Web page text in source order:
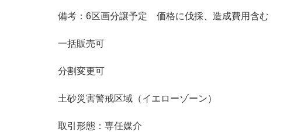
備考：6区画分譲予定 価格に伐採、造成費用含む
一括販売可
分割変更可
土砂災害警戒区域（イエローゾーン）
取引形態：専任媒介